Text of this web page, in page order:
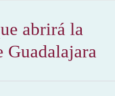
abrirá la
Guadalajara